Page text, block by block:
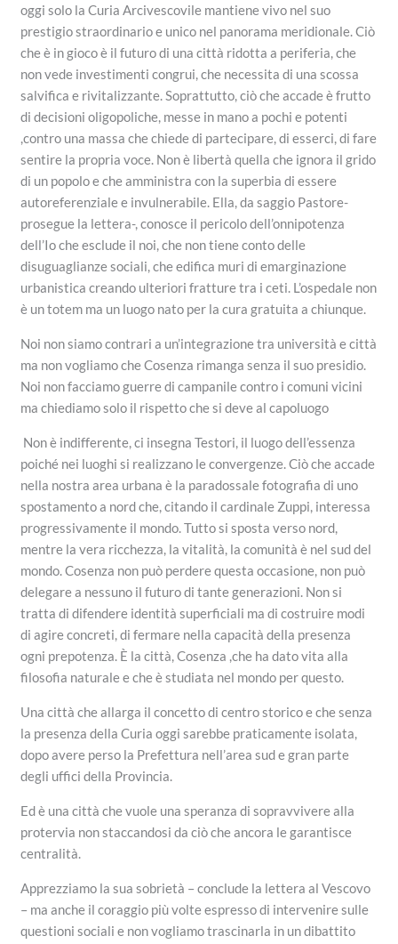
oggi solo la Curia Arcivescovile mantiene vivo nel suo
prestigio straordinario e unico nel panorama meridionale. Ciò
che è in gioco è il futuro di una città ridotta a periferia, che
non vede investimenti congrui, che necessita di una scossa
salvifica e rivitalizzante. Soprattutto, ciò che accade è frutto
di decisioni oligopoliche, messe in mano a pochi e potenti
,contro una massa che chiede di partecipare, di esserci, di fare
sentire la propria voce. Non è libertà quella che ignora il grido
di un popolo e che amministra con la superbia di essere
autoreferenziale e invulnerabile. Ella, da saggio Pastore-
prosegue la lettera-, conosce il pericolo dell’onnipotenza
dell’Io che esclude il noi, che non tiene conto delle
disuguaglianze sociali, che edifica muri di emarginazione
urbanistica creando ulteriori fratture tra i ceti. L’ospedale non
è un totem ma un luogo nato per la cura gratuita a chiunque.
Noi non siamo contrari a un’integrazione tra università e città
ma non vogliamo che Cosenza rimanga senza il suo presidio.
Noi non facciamo guerre di campanile contro i comuni vicini
ma chiediamo solo il rispetto che si deve al capoluogo
Non è indifferente, ci insegna Testori, il luogo dell’essenza
poiché nei luoghi si realizzano le convergenze. Ciò che accade
nella nostra area urbana è la paradossale fotografia di uno
spostamento a nord che, citando il cardinale Zuppi, interessa
progressivamente il mondo. Tutto si sposta verso nord,
mentre la vera ricchezza, la vitalità, la comunità è nel sud del
mondo. Cosenza non può perdere questa occasione, non può
delegare a nessuno il futuro di tante generazioni. Non si
tratta di difendere identità superficiali ma di costruire modi
di agire concreti, di fermare nella capacità della presenza
ogni prepotenza. È la città, Cosenza ,che ha dato vita alla
filosofia naturale e che è studiata nel mondo per questo.
Una città che allarga il concetto di centro storico e che senza
la presenza della Curia oggi sarebbe praticamente isolata,
dopo avere perso la Prefettura nell’area sud e gran parte
degli uffici della Provincia.
Ed è una città che vuole una speranza di sopravvivere alla
protervia non staccandosi da ciò che ancora le garantisce
centralità.
Apprezziamo la sua sobrietà – conclude la lettera al Vescovo
– ma anche il coraggio più volte espresso di intervenire sulle
questioni sociali e non vogliamo trascinarla in un dibattito